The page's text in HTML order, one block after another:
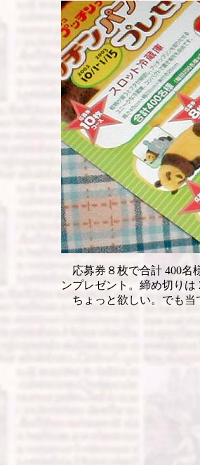
応募券８枚で合計 400名
ンプレゼント。締め切りは
ちょっと欲しい。でも当